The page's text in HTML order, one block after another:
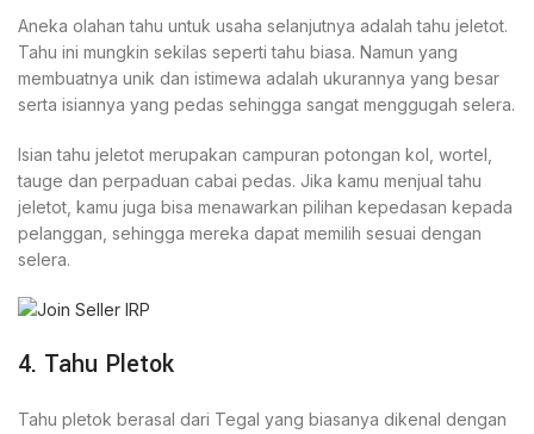
Aneka olahan tahu untuk usaha selanjutnya adalah tahu jeletot.
Tahu ini mungkin sekilas seperti tahu biasa. Namun yang
membuatnya unik dan istimewa adalah ukurannya yang besar
serta isiannya yang pedas sehingga sangat menggugah selera.
Isian tahu jeletot merupakan campuran potongan kol, wortel,
tauge dan perpaduan cabai pedas. Jika kamu menjual tahu
jeletot, kamu juga bisa menawarkan pilihan kepedasan kepada
pelanggan, sehingga mereka dapat memilih sesuai dengan
selera.
4. Tahu Pletok
Tahu pletok berasal dari Tegal yang biasanya dikenal dengan